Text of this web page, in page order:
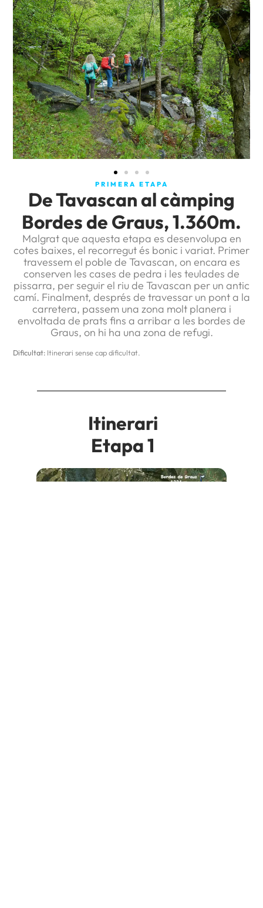
PRIMERA ETAPA
De Tavascan al càmping
Bordes de Graus, 1.360m.
Malgrat que aquesta etapa es desenvolupa en
cotes baixes, el recorregut és bonic i variat. Primer
travessem el poble de Tavascan, on encara es
conserven les cases de pedra i les teulades de
pissarra, per seguir el riu de Tavascan per un antic
camí. Finalment, després de travessar un pont a la
carretera, passem una zona molt planera i
envoltada de prats fins a arribar a les bordes de
Graus, on hi ha una zona de refugi.
Dificultat: Itinerari sense cap dificultat.
Itinerari
Etapa 1